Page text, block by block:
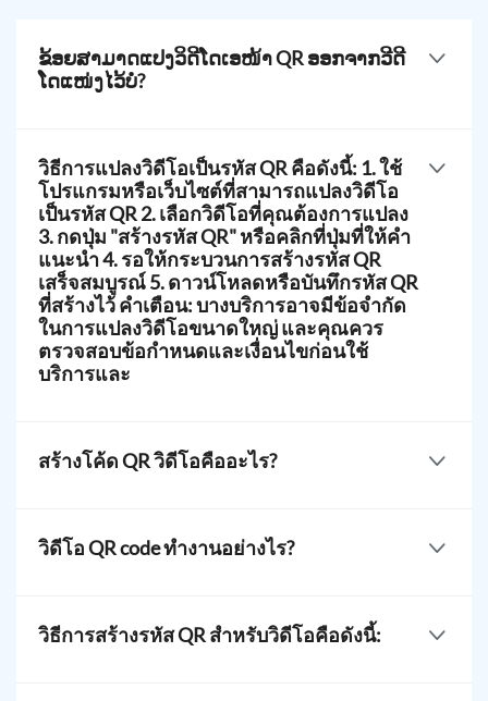
ຂ້ອຍສາມາດແປງວິດີໂດເອໜ້າ QR ອອກຈາກວີດີ
ໂດແໜ່ງໄວ້ບໍ່?
โลโก้ได้ตามต้องการ พวกเขาสามารถจับคู่กับแบรนด์
ของพวกเขาหรือเป็นคนสร้างสรรค์เพื่อทำให้รหัส QR
ของพวกเขาเป็นเอกลักษณ์
วิธีการแปลงวิดีโอเป็นรหัส QR คือดังนี้: 1. ใช้
โปรแกรมหรือเว็บไซต์ที่สามารถแปลงวิดีโอ
เป็นรหัส QR 2. เลือกวิดีโอที่คุณต้องการแปลง
3. กดปุ่ม "สร้างรหัส QR" หรือคลิกที่ปุ่มที่ให้คำ
แนะนำ 4. รอให้กระบวนการสร้างรหัส QR
เสร็จสมบูรณ์ 5. ดาวน์โหลดหรือบันทึกรหัส QR
ที่สร้างไว้ คำเตือน: บางบริการอาจมีข้อจำกัด
ในการแปลงวิดีโอขนาดใหญ่ และคุณควร
ตรวจสอบข้อกำหนดและเงื่อนไขก่อนใช้
บริการและ
โหลดเลือกไฟล์ MP4 file และสร้างรหัส QR วิดีโอของ
สร้างโค้ด QR วิดีโอคืออะไร?
โดยเฉพาะ โซลูชัน QR วิดีโอสามารถเก็บไฟล์ MP4 ของ
คุณเพื่อทำให้วิดีโอของคุณสามารถเข้าถึงได้ด้วยการ
วิดีโอ QR code ทำงานอย่างไร?
เป็นรหัสที่ไม่ซ้ำกันที่สามารถสแกนได้โดยใช้สมาร์ท
โฟน ผู้สแกนจึงสามารถรับชมหรือบันทึกวิดีโอที่เก็บไว้
วิธีการสร้างรหัส QR สำหรับวิดีโอคือดังนี้: